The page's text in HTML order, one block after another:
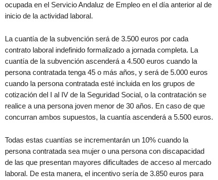
ocupada en el Servicio Andaluz de Empleo en el día anterior al de
inicio de la actividad laboral.
La cuantía de la subvención será de 3.500 euros por cada
contrato laboral indefinido formalizado a jornada completa. La
cuantía de la subvención ascenderá a 4.500 euros cuando la
persona contratada tenga 45 o más años, y será de 5.000 euros
cuando la persona contratada esté incluida en los grupos de
cotización del I al IV de la Seguridad Social, o la contratación se
realice a una persona joven menor de 30 años. En caso de que
concurran ambos supuestos, la cuantía ascenderá a 5.500 euros.
Todas estas cuantías se incrementarán un 10% cuando la
persona contratada sea mujer o una persona con discapacidad
de las que presentan mayores dificultades de acceso al mercado
laboral. De esta manera, el incentivo sería de 3.850 euros para